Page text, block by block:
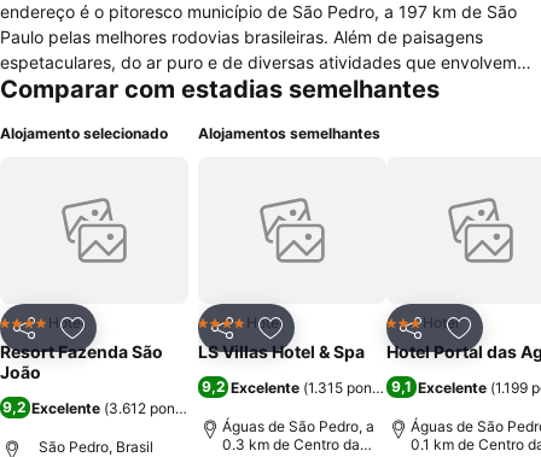
endereço é o pitoresco município de São Pedro, a 197 km de São
Paulo pelas melhores rodovias brasileiras. Além de paisagens
espetaculares, do ar puro e de diversas atividades que envolvem
esportes e ecologia, sua família encontrará aqui no hotel muito
férias, a programação de lazer com monitores ganha festas
montanhas, nos passeios pela região e no ritmo tranquilo da vida no
campo dos bons tempos, que a correria da cidade levou embora.
Comparar com estadias semelhantes
Alojamento selecionado
PartilharAdicionar aos favoritos
4 EstrelasHotel
Resort Fazenda São
João
9,2 Excelente (3.612 pontuações
São Pedro, Brasil
Alojamentos semelhantes
PartilharAdicionar aos favoritos
4 EstrelasHotel
LS Villas Hotel & Spa
9,2 Excelente (1.315 pontuações)
Águas de São Pedro, a
0.3 km de Centro da
Partilhar
3 Estrelas
Hotel
Hotel Portal das
9,1 Excelente (1.199
Águas de São
0.1 km de Centro